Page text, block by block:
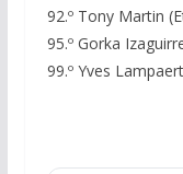
92.º Tony Martin
95.º Gorka
99.º Yves